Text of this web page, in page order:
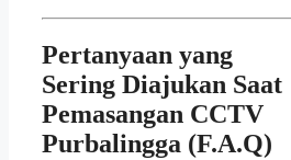
Pertanyaan yang
Sering Diajukan Saat
Pemasangan CCTV
Purbalingga (F.A.Q)